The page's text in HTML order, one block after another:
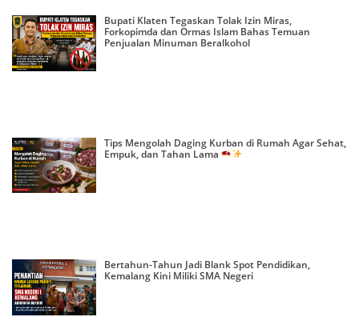
Bupati Klaten Tegaskan Tolak Izin Miras,
Forkopimda dan Ormas Islam Bahas Temuan
Penjualan Minuman Beralkohol
Tips Mengolah Daging Kurban di Rumah Agar Sehat,
Empuk, dan Tahan Lama
Bertahun-Tahun Jadi Blank Spot Pendidikan,
Kemalang Kini Miliki SMA Negeri